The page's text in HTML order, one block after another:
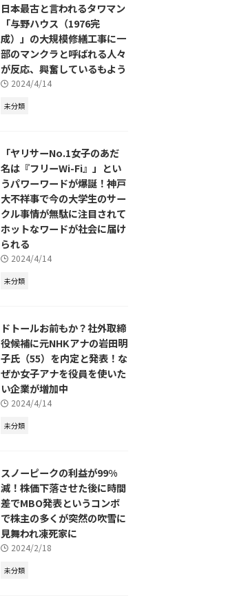
日本最古と言われるタワマン
「与野ハウス（1976完
成）」の大規模修繕工事に一
部のマンクラと呼ばれる人々
が反応、興奮しているもよう
2024/4/14
未分類
「ヤリサーNo.1女子のあだ
名は『フリーWi-Fi』」とい
うパワーワードが爆誕！神戸
大不祥事で今の大学生のサー
クル事情が無駄に注目されて
ホットなワードが社会に届け
られる
2024/4/14
未分類
ドトールお前もか？社外取締
役候補に元NHKアナの岩田明
子氏（55）を内定と発表！な
ぜか女子アナを役員を使いた
い企業が増加中
2024/4/14
未分類
スノーピークの利益が99%
減！株価下落させた後に時間
差でMBO発表というコンボ
で株主の多くが突然の吹雪に
見舞われ凍死家に
2024/2/18
未分類